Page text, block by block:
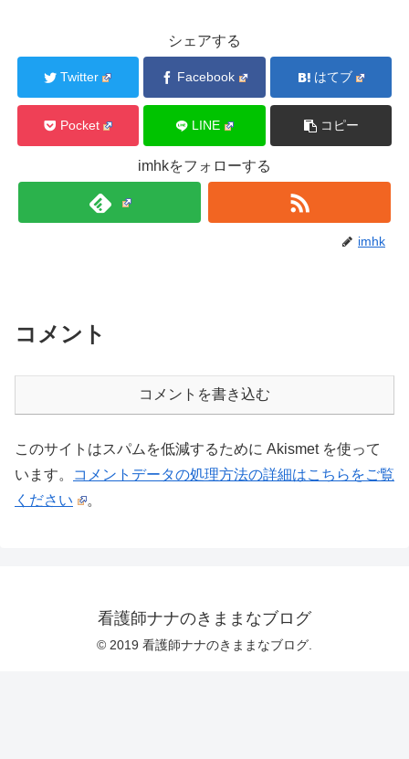
シェアする
Twitter Facebook はてブ
Pocket LINE コピー
imhkをフォローする
imhk
コメント
コメントを書き込む
このサイトはスパムを低減するために Akismet を使って
います。
コメントデータの処理方法の詳細はこちらをご覧
ください
。
看護師ナナのきままなブログ
© 2019 看護師ナナのきままなブログ.